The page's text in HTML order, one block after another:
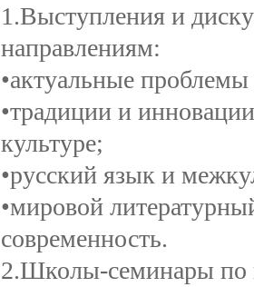
1.Выступления и
направлениям:
•актуальные
•традиции и
культуре;
•русский язык и
•мировой
современность.
2.Школы-семинары по